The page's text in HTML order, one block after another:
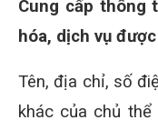
Cung cấp thông
hóa, dịch vụ
Tên, địa chỉ, số
khác của chủ